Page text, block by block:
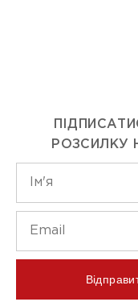
РОЗСИЛКУ